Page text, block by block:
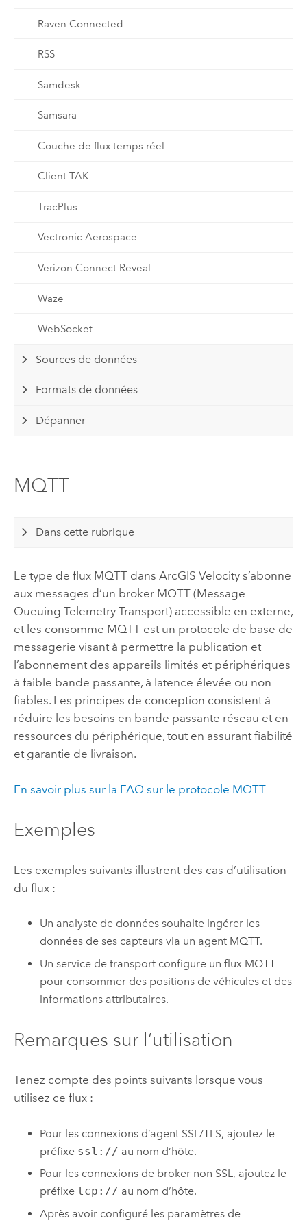
Raven Connected
RSS
Samdesk
Samsara
Couche de flux temps réel
Client TAK
TracPlus
Vectronic Aerospace
Verizon Connect Reveal
Waze
WebSocket
Sources de données
Formats de données
Dépanner
MQTT
Dans cette rubrique
Le type de flux MQTT dans ArcGIS Velocitys’abonne
aux messages d’un broker MQTT (Message
Queuing Telemetry Transport) accessible en externe,
et les consomme MQTT est un protocole de base de
messagerie visant à permettre la publication et
l’abonnement des appareils limités et périphériques
à faible bande passante, à latence élevée ou non
fiables. Les principes de conception consistent à
réduire les besoins en bande passante réseau et en
ressources du périphérique, tout en assurant fiabilité
et garantie de livraison.
En savoir plus sur la FAQ sur le protocole MQTT
Exemples
Les exemples suivants illustrent des cas d’utilisation
du flux :
Un analyste de données souhaite ingérer les
données de ses capteurs via un agent MQTT.
Un service de transport configure un flux MQTT
pour consommer des positions de véhicules et des
informations attributaires.
Remarques sur l’utilisation
Tenez compte des points suivants lorsque vous
utilisez ce flux :
Pour les connexions d’agent SSL/TLS, ajoutez le
préfixe ssl:// au nom d’hôte.
Pour les connexions de broker non SSL, ajoutez le
préfixe tcp:// au nom d’hôte.
Après avoir configuré les paramètres de